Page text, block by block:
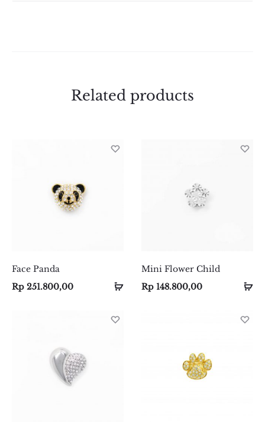
Related products
Select
Face Panda
Rp 251.800,00
Select
Mini Flower Child
Rp 148.800,00